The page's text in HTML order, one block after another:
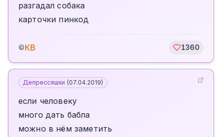
разгадал собака
карточки пинкод
©КВ 1360
Депрессяшки (07.04.2019)
если человеку
много дать бабла
можно в нём заметить